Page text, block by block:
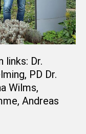
links: Dr.
PD Dr.
Wilms,
Andreas